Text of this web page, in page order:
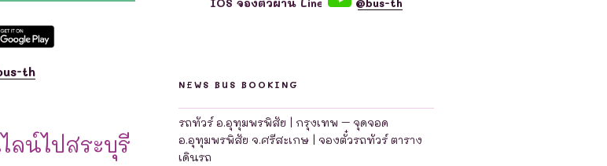
th
ลน์ไปสระบุรี
NEWS BUS BOOKING
รถทัวร์ อ.อุทุมพรพิสัย | กรุงเทพ – จุดจอด
อ.อุทุมพรพิสัย จ.ศรีสะเกษ | จองตั๋วรถทัวร์ ตาราง
เดินรถ